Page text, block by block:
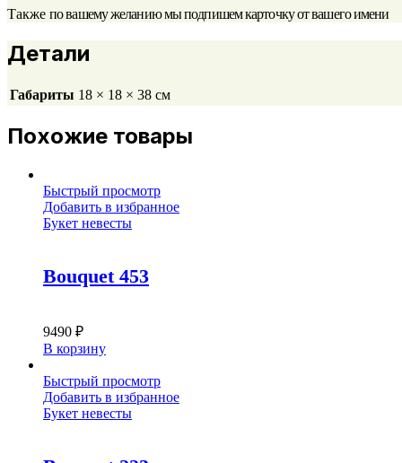
Также по вашему желанию мы подпишем карточку от вашего имени
Детали
Габариты 18 × 18 × 38 см
Похожие товары
Быстрый просмотр
Добавить в избранное
Букет невесты
Bouquet 453
9490 ₽
В корзину
Быстрый просмотр
Добавить в избранное
Букет невесты